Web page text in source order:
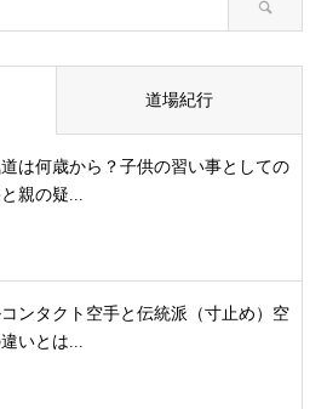
道場紀行
は何歳から？子供の習い事としての
親の疑...
ンタクト空手と伝統派（寸止め）空
いとは...